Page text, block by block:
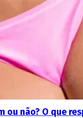
não? O que